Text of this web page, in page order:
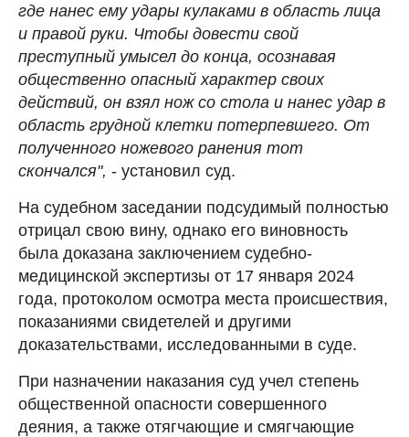
где нанес ему удары кулаками в область лица
и правой руки. Чтобы довести свой
преступный умысел до конца, осознавая
общественно опасный характер своих
действий, он взял нож со стола и нанес удар в
область грудной клетки потерпевшего. От
полученного ножевого ранения тот
скончался", - установил суд.
На судебном заседании подсудимый полностью
отрицал свою вину, однако его виновность
была доказана заключением судебно-
медицинской экспертизы от 17 января 2024
года, протоколом осмотра места происшествия,
показаниями свидетелей и другими
доказательствами, исследованными в суде.
При назначении наказания суд учел степень
общественной опасности совершенного
деяния, а также отягчающие и смягчающие